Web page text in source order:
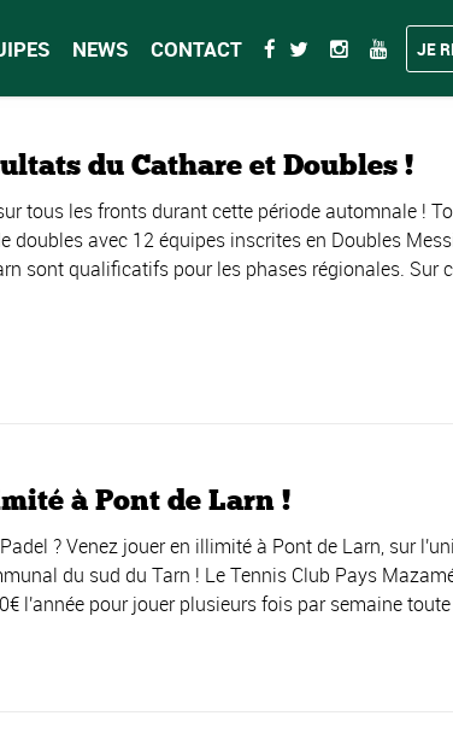
NEWS CONTACT JE
du Cathare et Doubles !
tous les fronts durant cette période automnale !
doubles avec 12 équipes inscrites en Doubles
sont qualificatifs pour les phases régionales. Sur
à Pont de Larn !
? Venez jouer en illimité à Pont de Larn, sur
du sud du Tarn ! Le Tennis Club Pays
l'année pour jouer plusieurs fois par semaine